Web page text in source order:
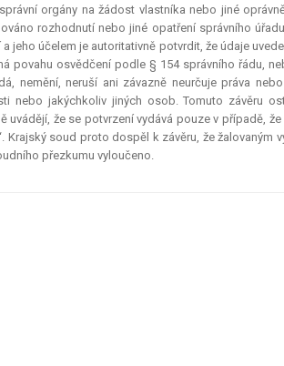
orgány na žádost vlastníka nebo jiné
rozhodnutí nebo jiné opatření správního
jeho účelem je autoritativně potvrdit, že údaje
povahu osvědčení podle § 154 správního řádu,
nemění, neruší ani závazně neurčuje práva
nebo jakýchkoliv jiných osob. Tomuto závěru
uvádějí, že se potvrzení vydává pouze v případě, že
Krajský soud proto dospěl k závěru, že žalovaným
přezkumu vyloučeno.